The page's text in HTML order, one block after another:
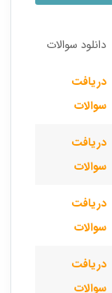
دانلود سوالات
دریافت
سوالات
دریافت
سوالات
دریافت
سوالات
دریافت
سوالات